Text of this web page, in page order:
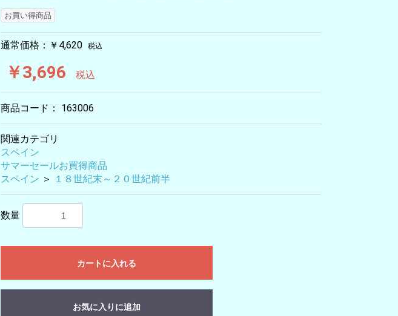
お買い得商品
通常価格：￥4,620 税込
￥3,696 税込
商品コード： 163006
関連カテゴリ
スペイン
サマーセールお買得商品
スペイン ＞ １８世紀末～２０世紀前半
数量
カートに入れる
お気に入りに追加